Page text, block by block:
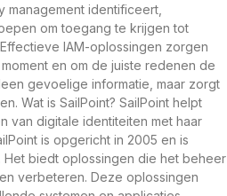
management identificeert,
om toegang te krijgen tot
IAM-oplossingen zorgen
en om de juiste redenen de
gevoelige informatie, maar zorgt
Wat is SailPoint? SailPoint helpt
van digitale identiteiten met haar
is opgericht in 2005 en is
biedt oplossingen die het beheer
verbeteren. Deze oplossingen